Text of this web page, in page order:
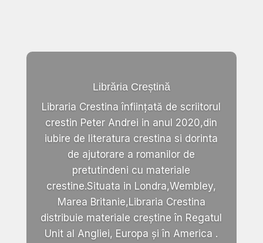
Librăria Creștină
Libraria Crestina înființată de scriitorul
crestin Peter Andrei in anul 2020,din
iubire de literatura crestina si dorinta
de ajutorare a romanilor de
pretutindeni cu materiale
crestine.Situata in Londra,Wembley,
Marea Britanie,Libraria Crestina
distribuie materiale creștine în Regatul
Unit al Angliei, Europa și în America .